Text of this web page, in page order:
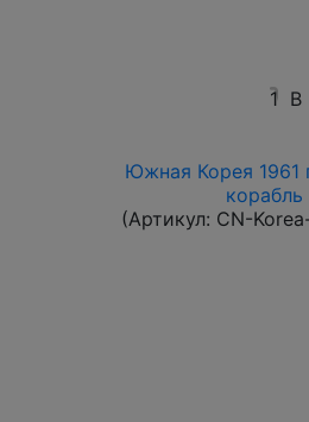
1 В
Южная Корея 1961
(Артикул: CN-